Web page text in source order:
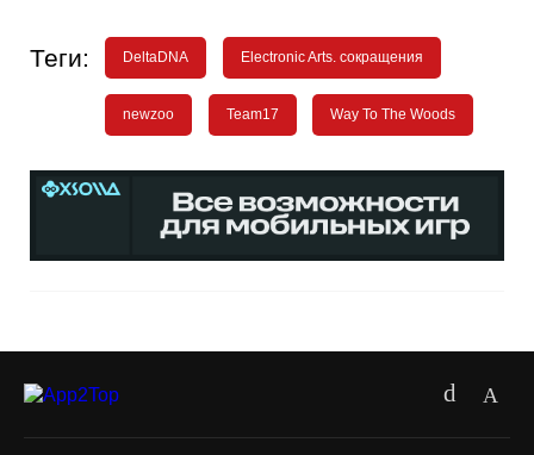
Теги: DeltaDNA Electronic Arts. сокращения
newzoo Team17 Way To The Woods